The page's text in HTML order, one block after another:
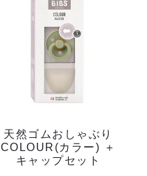
天然ゴムおしゃぶり
COLOUR(カラー) ＋
キャップセット